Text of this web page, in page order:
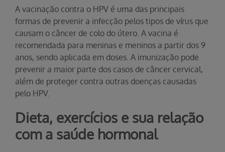
A vacinação contra o HPV é uma das principais
formas de prevenir a infecção pelos tipos de vírus que
causam o câncer de colo do útero. A vacina é
recomendada para meninas e meninos a partir dos 9
anos, sendo aplicada em doses. A imunização pode
prevenir a maior parte dos casos de câncer cervical,
além de proteger contra outras doenças causadas
pelo HPV.
Dieta, exercícios e sua relação
com a saúde hormonal